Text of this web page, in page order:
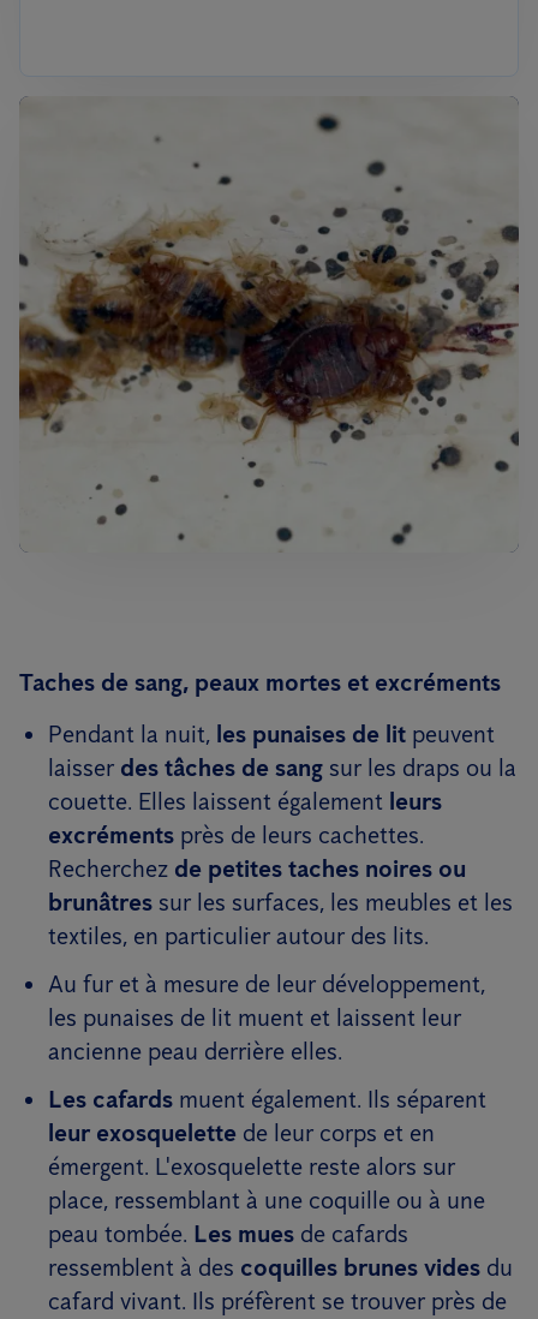
Taches de sang, peaux mortes et excréments
Pendant la nuit, les punaises de lit peuvent
laisser des tâches de sang sur les draps ou la
couette. Elles laissent également leurs
excréments près de leurs cachettes.
Recherchez de petites taches noires ou
brunâtres sur les surfaces, les meubles et les
textiles, en particulier autour des lits.
Au fur et à mesure de leur développement,
les punaises de lit muent et laissent leur
ancienne peau derrière elles.
Les cafards muent également. Ils séparent
leur exosquelette de leur corps et en
émergent. L'exosquelette reste alors sur
place, ressemblant à une coquille ou à une
peau tombée. Les mues de cafards
ressemblent à des coquilles brunes vides du
cafard vivant. Ils préfèrent se trouver près de